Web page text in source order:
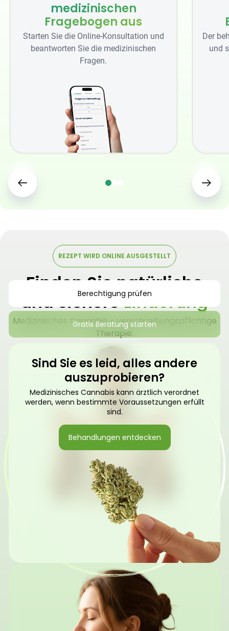
medizinischen
Fragebogen aus
Starten Sie die Online-Konsultation und
beantworten Sie die medizinischen
Fragen.
Der
und
REZEPT WIRD ONLINE AUSGESTELLT
Finden Sie natürliche
und sichereLinderung
Medizinisches Cannabis – verschreibungspflichtige
Therapie.
Berechtigung prüfen
Gratis Beratung starten
Sind Sie es leid, alles andere
auszuprobieren?
Medizinisches Cannabis kann ärztlich verordnet
werden, wenn bestimmte Voraussetzungen erfüllt
sind.
Behandlungen entdecken